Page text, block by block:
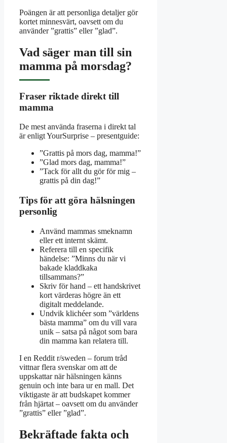
Poängen är att personliga detaljer gör
kortet minnesvärt, oavsett om du
använder ”grattis” eller ”glad”.
Vad säger man till sin
mamma på morsdag?
Fraser riktade direkt till
mamma
De mest använda fraserna i direkt tal
är enligt YourSurprise – presentguide:
”Grattis på mors dag, mamma!”
”Glad mors dag, mamma!”
”Tack för allt du gör för mig –
grattis på din dag!”
Tips för att göra hälsningen
personlig
Använd mammas smeknamn
eller ett internt skämt.
Referera till en specifik
händelse: ”Minns du när vi
bakade kladdkaka
tillsammans?”
Skriv för hand – ett handskrivet
kort värderas högre än ett
digitalt meddelande.
Undvik klichéer som ”världens
bästa mamma” om du vill vara
unik – satsa på något som bara
din mamma kan relatera till.
I en Reddit r/sweden – forum tråd
vittnar flera svenskar om att de
uppskattar när hälsningen känns
genuin och inte bara ur en mall. Det
viktigaste är att budskapet kommer
från hjärtat – oavsett om du använder
”grattis” eller ”glad”.
Bekräftade fakta och